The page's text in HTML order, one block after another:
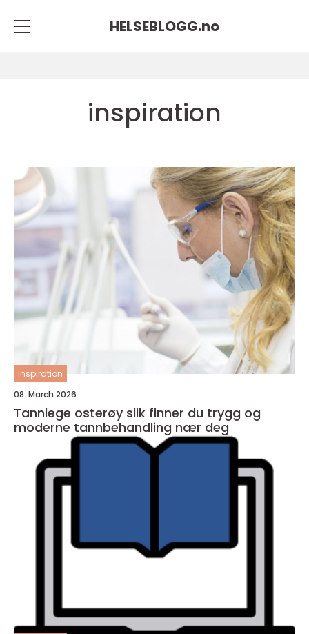
HELSEBLOGG.no
inspiration
inspiration
08. March 2026
Tannlege osterøy slik finner du trygg og
moderne tannbehandling nær deg